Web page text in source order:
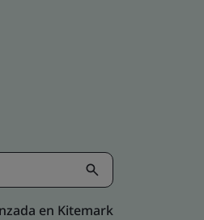
en Kitemark